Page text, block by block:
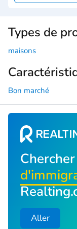
Types de
maisons
Bon marché
Chercher
Aller